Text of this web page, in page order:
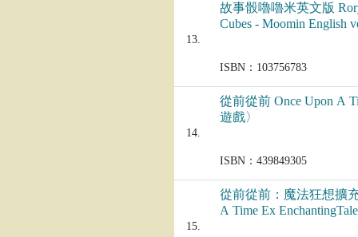
13.
故事骰嚕嚕米英文版
Cubes - Moomin English
ISBN：103756783
14.
從前從前 Once Upon A
遊戲〉
ISBN：439849305
15.
從前從前：魔法狂想擴
A Time Ex